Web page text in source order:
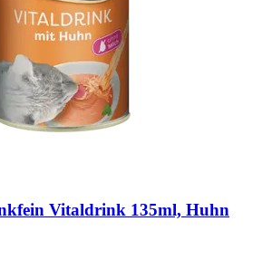
Vitaldrink 135ml, Huhn